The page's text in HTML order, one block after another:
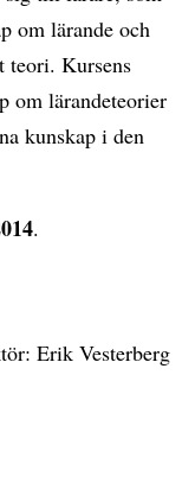
om lärande och
teori. Kursens
om lärandeteorier
kunskap i den
.
Erik Vesterberg